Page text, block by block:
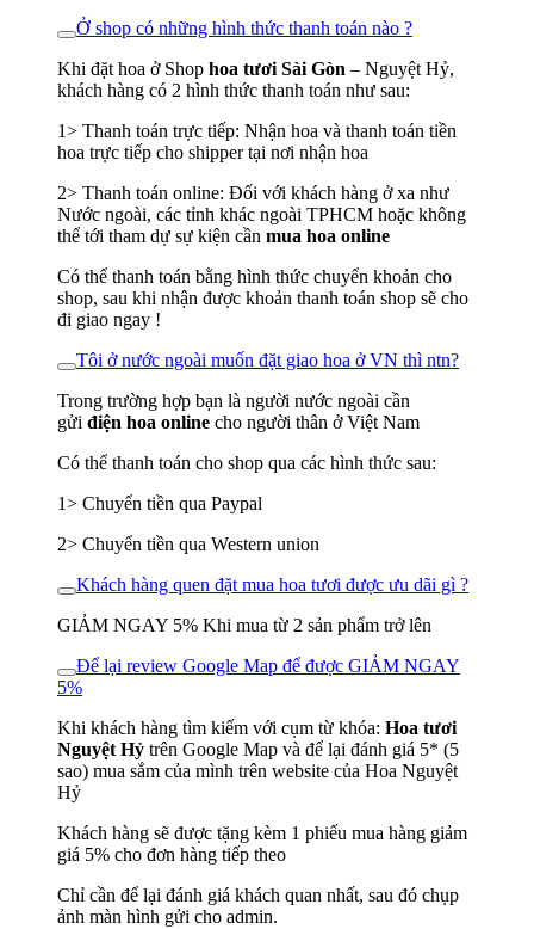
Ở shop có những hình thức thanh toán nào ?
Khi đặt hoa ở Shop hoa tươi Sài Gòn – Nguyệt Hỷ,
khách hàng có 2 hình thức thanh toán như sau:
1> Thanh toán trực tiếp: Nhận hoa và thanh toán tiền
hoa trực tiếp cho shipper tại nơi nhận hoa
2> Thanh toán online: Đối với khách hàng ở xa như
Nước ngoài, các tỉnh khác ngoài TPHCM hoặc không
thể tới tham dự sự kiện cần mua hoa online
Có thể thanh toán bằng hình thức chuyển khoản cho
shop, sau khi nhận được khoản thanh toán shop sẽ cho
đi giao ngay !
Tôi ở nước ngoài muốn đặt giao hoa ở VN thì ntn?
Trong trường hợp bạn là người nước ngoài cần
gửi điện hoa online cho người thân ở Việt Nam
Có thể thanh toán cho shop qua các hình thức sau:
1> Chuyển tiền qua Paypal
2> Chuyển tiền qua Western union
Khách hàng quen đặt mua hoa tươi được ưu dãi gì ?
GIẢM NGAY 5% Khi mua từ 2 sản phẩm trở lên
Để lại review Google Map để được GIẢM NGAY
5%
Khi khách hàng tìm kiếm với cụm từ khóa: Hoa tươi
Nguyệt Hỷ trên Google Map và để lại đánh giá 5* (5
sao) mua sắm của mình trên website của Hoa Nguyệt
Hỷ
Khách hàng sẽ được tặng kèm 1 phiếu mua hàng giảm
giá 5% cho đơn hàng tiếp theo
Chỉ cần để lại đánh giá khách quan nhất, sau đó chụp
ảnh màn hình gửi cho admin.